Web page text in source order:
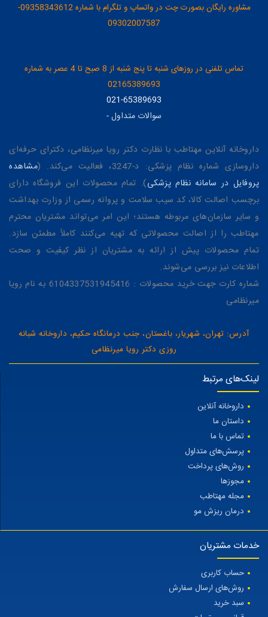
مشاوره رایگان بصورت چت در واتساپ و تلگرام با شماره 09358343612-
09302007587
تماس تلفنی در روزهای شنبه تا پنج شنبه از 8 صبح تا 4 عصر به شماره
02165389693
021-65389693
سوالات متداول-
داروخانه آنلاین مهتاطب با نظارت دکتر رویا میرنظامی، دکترای حرفه‌ای
داروسازی شماره نظام پزشکی: د-3247، فعالیت می‌کند. (
مشاهده
پروفایل در سامانه نظام پزشکی). تمام محصولات این فروشگاه دارای
برچسب اصالت کالا، کد سیب سلامت و پروانه رسمی از وزارت بهداشت
و سایر سازمان‌های مربوطه هستند؛ این امر می‌تواند مشتریان محترم
مهتاطب را از اصالت محصولاتی که تهیه می‌کنند کاملاً مطمئن سازد.
تمام محصولات پیش از ارائه به مشتریان از نظر کیفیت و صحت
اطلاعات نیز بررسی می‌شوند.
شماره کارت جهت خرید محصولات : 6104337531945416 به نام رویا
میرنظامی
آدرس: تهران، شهریار، باغستان، جنب درمانگاه حکیم، داروخانه شبانه
روزی دکتر رویا میرنظامی
لینک‌های مرتبط
داروخانه آنلاین
داستان ما
تماس با ما
پرسش‌های متداول
روش‌های پرداخت
مجوزها
مجله مهتاطب
درمان ریزش مو
خدمات مشتریان
حساب کاربری
روش‌های ارسال سفارش
سبد خرید